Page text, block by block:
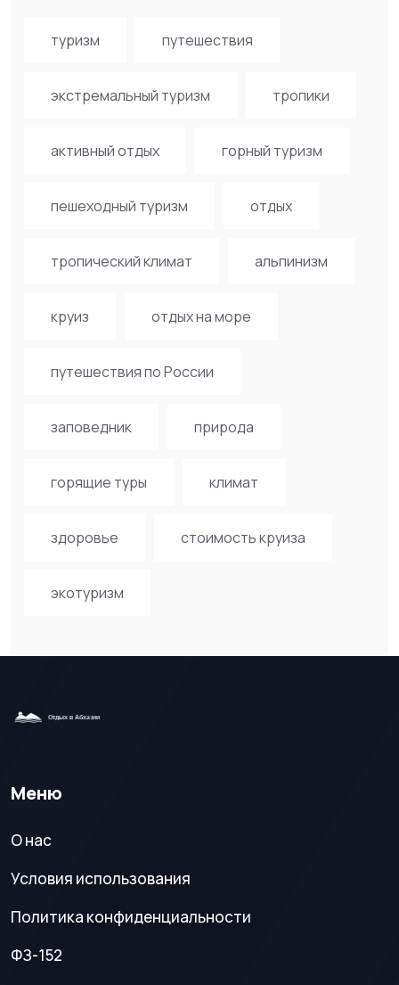
туризм путешествия
экстремальный туризм тропики
активный отдых горный туризм
пешеходный туризм отдых
тропический климат альпинизм
круиз отдых на море
путешествия по России
заповедник природа
горящие туры климат
здоровье стоимость круиза
экотуризм
Меню
О нас
Условия использования
Политика конфиденциальности
ФЗ-152